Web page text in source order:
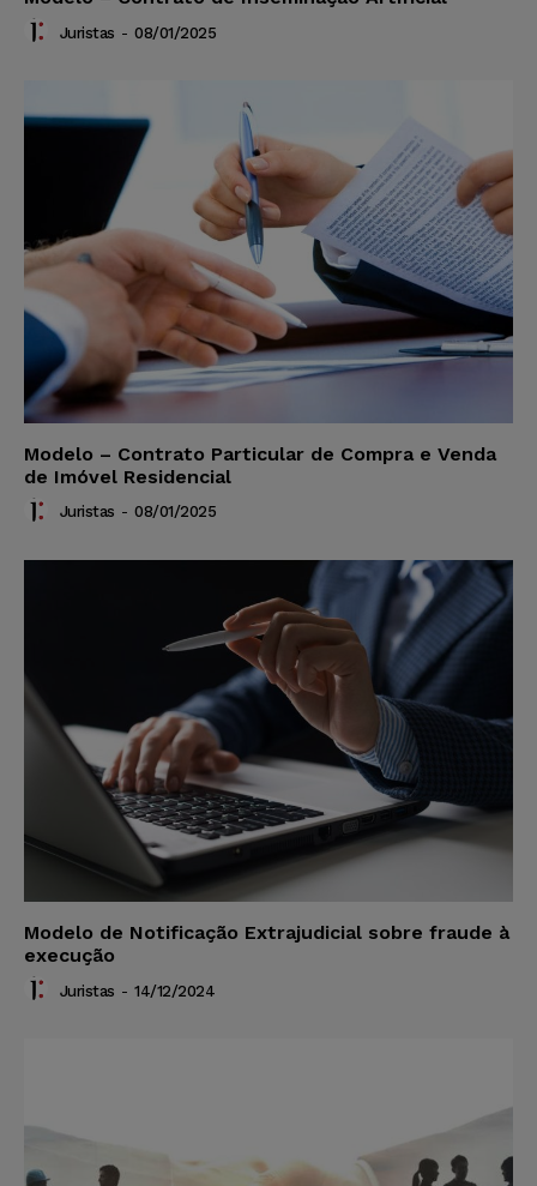
Juristas - 08/01/2025
Modelo – Contrato Particular de Compra e Venda
de Imóvel Residencial
Juristas - 08/01/2025
Modelo de Notificação Extrajudicial sobre fraude à
execução
Juristas - 14/12/2024